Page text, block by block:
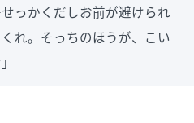
っかくだしお前が避けられ
れ。そっちのほうが、こい